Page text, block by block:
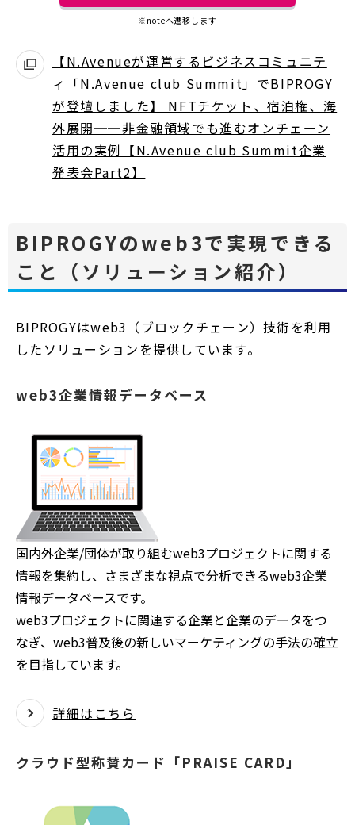
く
ウ
ン
ド
ウ
で
開
く
※noteへ遷移します
【N.Avenueが運営するビジネスコミュニテ
ィ「N.Avenue club Summit」でBIPROGY
が登壇しました】 NFTチケット、宿泊権、海
外展開──非金融領域でも進むオンチェーン
活用の実例【N.Avenue club Summit企業
発表会Part2】
BIPROGYのweb3で実現できる
こと（ソリューション紹介）
BIPROGYはweb3（ブロックチェーン）技術を利用
したソリューションを提供しています。
web3企業情報データベース
国内外企業/団体が取り組むweb3プロジェクトに関する
情報を集約し、さまざまな視点で分析できるweb3企業
情報データベースです。
web3プロジェクトに関連する企業と企業のデータをつ
なぎ、web3普及後の新しいマーケティングの手法の確立
を目指しています。
詳細はこちら
クラウド型称賛カード「PRAISE CARD」